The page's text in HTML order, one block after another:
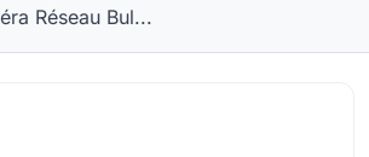
Réseau Bul...